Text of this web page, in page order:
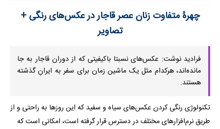
چهرۀ متفاوت زنان عصر قاجار در عکس‌های رنگی +
تصاویر
فرادید نوشت: عکس‌های نسبتا باکیفیتی که از دوران قاجار به جا
مانده‌اند، هرکدام مثل یک ماشین زمان برای سفر به ایرانِ گذشته
هستند.
تکنولوژی رنگی کردن عکس‌های سیاه و سفید که این روزها به راحتی و از
طریق نرم‌افزارهای مختلف در دسترس قرار گرفته است، امکانی است که